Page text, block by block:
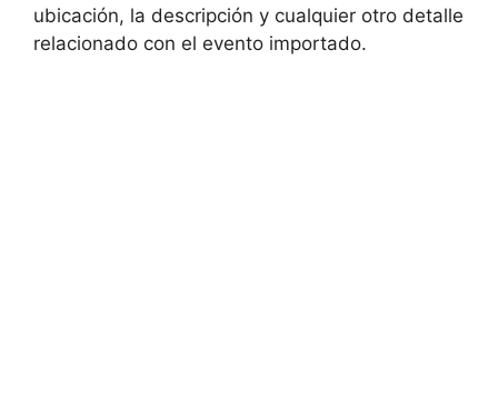
ubicación, la descripción y cualquier otro detalle
relacionado con el evento importado.